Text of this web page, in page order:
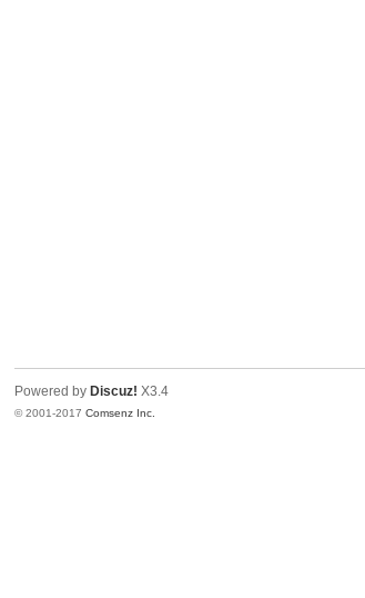
Powered by Discuz! X3.4
© 2001-2017Comsenz Inc.